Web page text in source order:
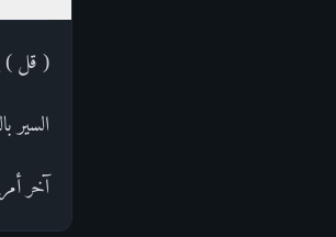
( قل )
السير
آخر